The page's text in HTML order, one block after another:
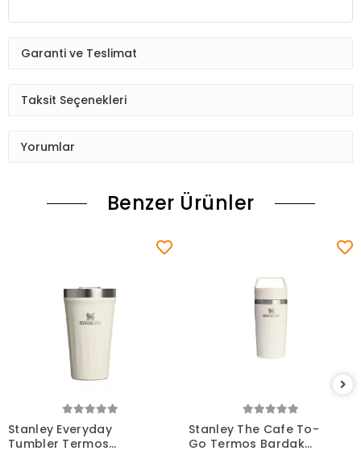
Garanti ve Teslimat
Taksit Seçenekleri
Yorumlar
Benzer Ürünler
Stanley Everyday
Tumbler Termos
Stanley The Cafe To-
Go Termos Bardak